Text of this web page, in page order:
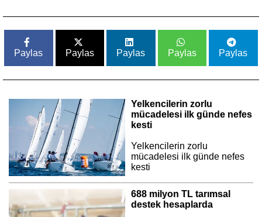
Paylas Paylas Paylas Paylas Paylas
Yelkencilerin zorlu
mücadelesi ilk günde nefes
kesti
Yelkencilerin zorlu
mücadelesi ilk günde nefes
kesti
688 milyon TL tarımsal
destek hesaplarda